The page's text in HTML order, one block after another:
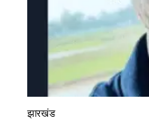
झारखंड